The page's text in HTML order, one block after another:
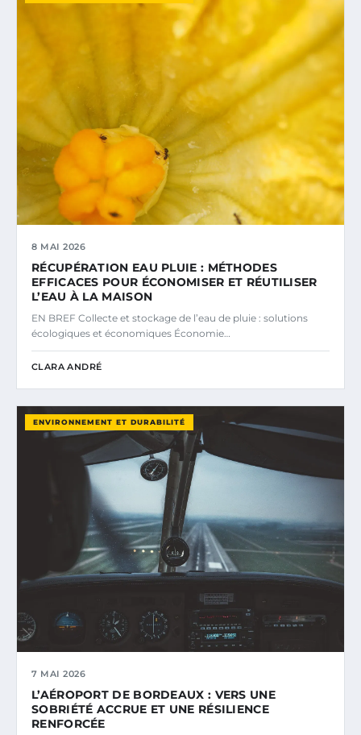
8 MAI 2026
RÉCUPÉRATION EAU PLUIE : MÉTHODES
EFFICACES POUR ÉCONOMISER ET RÉUTILISER
L’EAU À LA MAISON
EN BREF Collecte et stockage de l’eau de pluie : solutions
écologiques et économiques Économie…
CLARA ANDRÉ
ENVIRONNEMENT ET DURABILITÉ
7 MAI 2026
L’AÉROPORT DE BORDEAUX : VERS UNE
SOBRIÉTÉ ACCRUE ET UNE RÉSILIENCE
RENFORCÉE